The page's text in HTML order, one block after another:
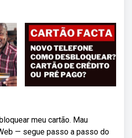
meu cartão. Mau
— segue passo a passo do